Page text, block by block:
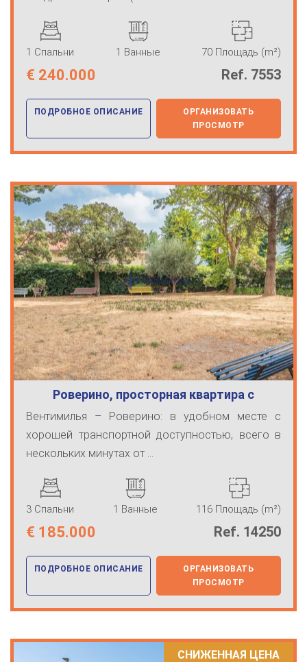
1 Спальни 1 Ванные 70 Площадь (m²)
€ 240.000 Ref. 7553
ПОДРОБНОЕ ОПИСАНИЕ
ОРГАНИЗОВАТЬ
ПРОСМОТР
Роверино, просторная квартира с
парковоч…
Вентимилья – Роверино: в удобном месте с
хорошей транспортной доступностью, всего в
нескольких минутах от ...
3 Спальни 1 Ванные 116 Площадь (m²)
€ 185.000 Ref. 14250
ПОДРОБНОЕ ОПИСАНИЕ
ОРГАНИЗОВАТЬ
ПРОСМОТР
СНИЖЕННАЯ ЦЕНА